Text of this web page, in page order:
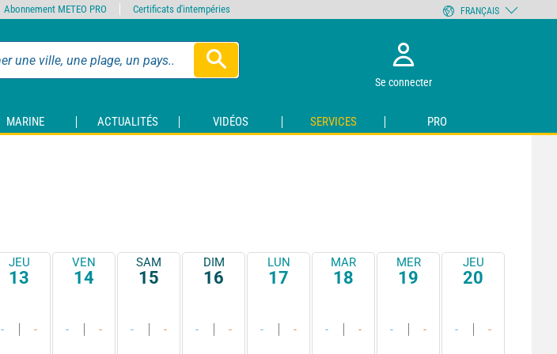
Se connecter
MARINE ACTUALITÉS VIDÉOS SERVICES PRO
JEU
13
- -
VEN
14
- -
SAM
15
- -
DIM
16
- -
LUN
17
- -
MAR
18
- -
MER
19
- -
JEU
20
- -
Abonnement METEO PRO Certificats d'intempéries FRANÇAIS